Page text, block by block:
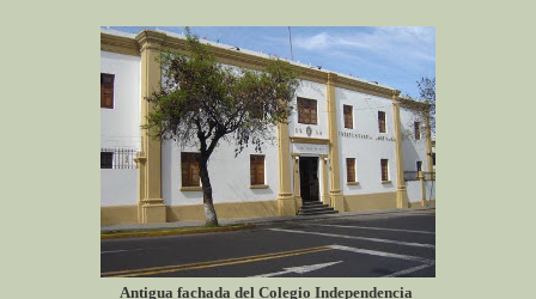
Antigua fachada del Colegio Independencia